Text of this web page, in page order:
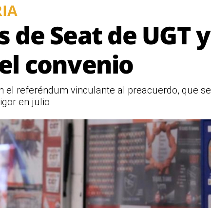
de Seat de UGT y
convenio
el referéndum vinculante al preacuerdo, que se
en julio